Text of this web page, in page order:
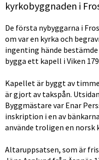
kyrkobyggnaden i
De första nybyggarna i
om var en kyrka och
ingenting hände
bygga ett kapell i Viken
Kapellet är byggt av
är gjort av takspån.
Byggmästare var Enar
inskription i en av
använde troligen en norsk
Altaruppsatsen, som är